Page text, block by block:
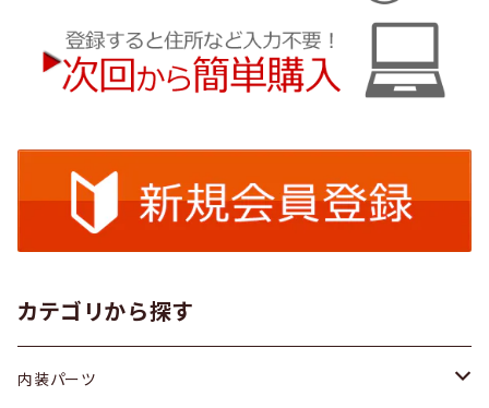
カテゴリから探す
内装パーツ